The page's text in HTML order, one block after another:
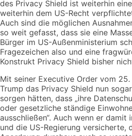
des Privacy Shield ist weiterhin
weiterhin dem US-Recht
Auch sind die möglichen
so weit gefasst, dass sie eine
Bürger im US-Außenministerium
Fragezeichen also und eine
Konstrukt Privacy Shield bisher
Mit seiner Executive Order vom
Trump das Privacy Shield nun
sorgen hätten, dass „ihre
oder gesetzliche ständige
ausschließen“. Auch wenn er
und die US-Regierung